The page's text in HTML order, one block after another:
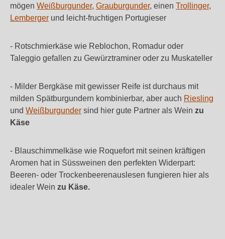
mögen Weißburgunder, Grauburgunder, einen Trollinger,
Lemberger und leicht-fruchtigen Portugieser
- Rotschmierkäse wie Reblochon, Romadur oder
Taleggio gefallen zu Gewürztraminer oder zu Muskateller
- Milder Bergkäse mit gewisser Reife ist durchaus mit
milden Spätburgundern kombinierbar, aber auch Riesling
und Weißburgunder sind hier gute Partner als Wein zu
Käse
- Blauschimmelkäse wie Roquefort mit seinen kräftigen
Aromen hat in Süssweinen den perfekten Widerpart:
Beeren- oder Trockenbeerenauslesen fungieren hier als
idealer Wein zu Käse.